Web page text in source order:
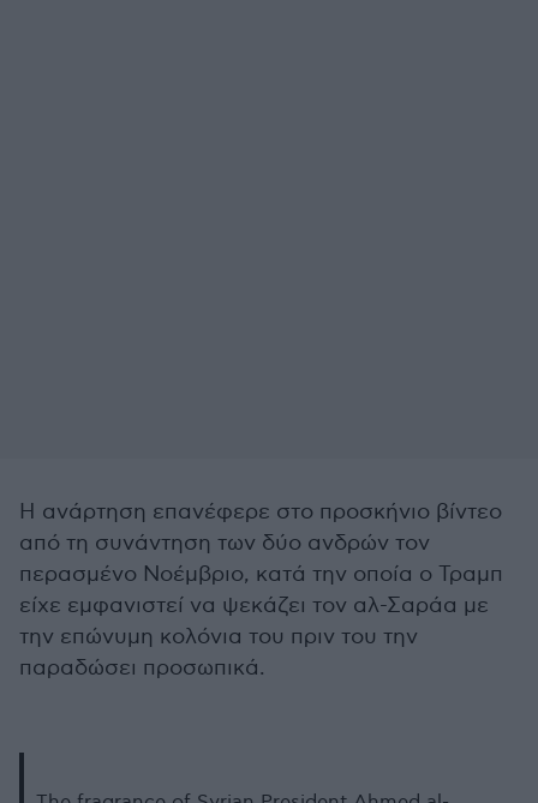
Η ανάρτηση επανέφερε στο προσκήνιο βίντεο
από τη συνάντηση των δύο ανδρών τον
περασμένο Νοέμβριο, κατά την οποία ο Τραμπ
είχε εμφανιστεί να ψεκάζει τον αλ-Σαράα με
την επώνυμη κολόνια του πριν του την
παραδώσει προσωπικά.